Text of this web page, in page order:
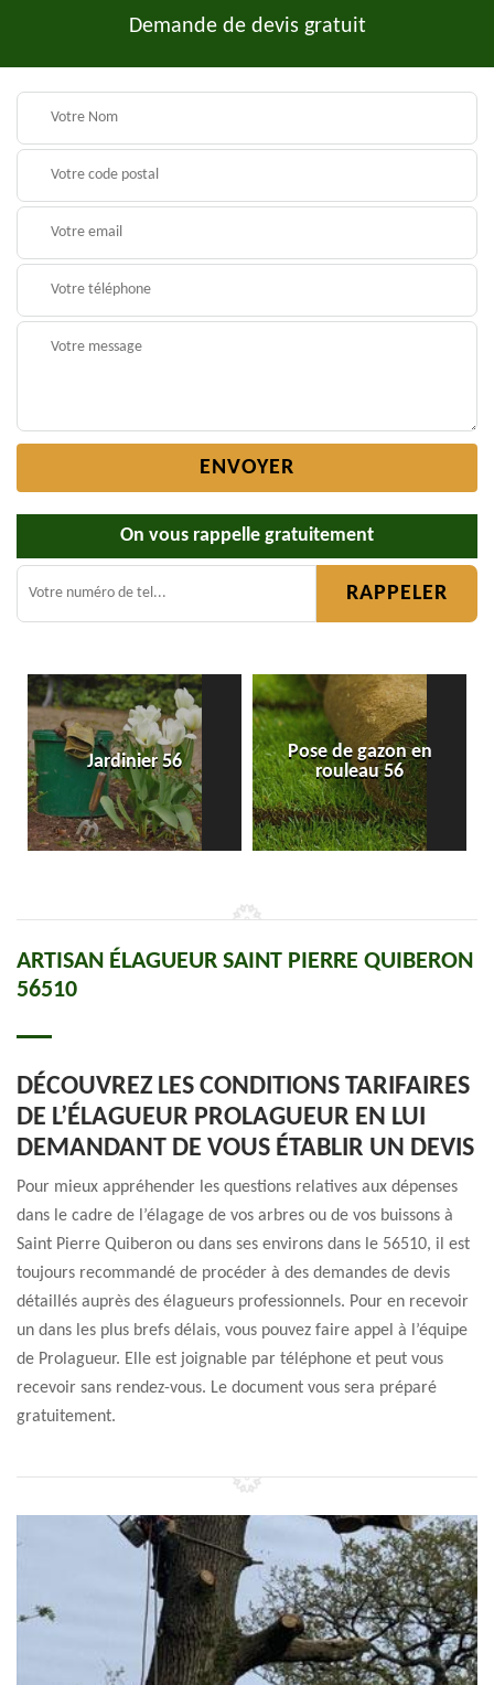
Demande de devis gratuit
On vous rappelle gratuitement
Jardinier 56
Pose de gazon en
rouleau 56
ARTISAN ÉLAGUEUR SAINT PIERRE QUIBERON
56510
DÉCOUVREZ LES CONDITIONS TARIFAIRES
DE L’ÉLAGUEUR PROLAGUEUR EN LUI
DEMANDANT DE VOUS ÉTABLIR UN DEVIS
Pour mieux appréhender les questions relatives aux dépenses
dans le cadre de l’élagage de vos arbres ou de vos buissons à
Saint Pierre Quiberon ou dans ses environs dans le 56510, il est
toujours recommandé de procéder à des demandes de devis
détaillés auprès des élagueurs professionnels. Pour en recevoir
un dans les plus brefs délais, vous pouvez faire appel à l’équipe
de Prolagueur. Elle est joignable par téléphone et peut vous
recevoir sans rendez-vous. Le document vous sera préparé
gratuitement.